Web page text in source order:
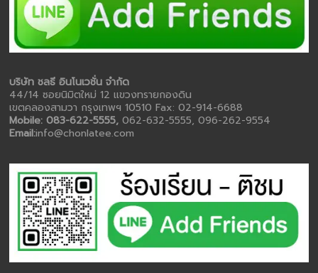
บริษัท ชลธี อินโนเวชั่น จำกัด
44/14 ซอยนิมิตใหม่ 12 แขวงทรายกองดิน
เขตคลองสามวา กรุงเทพฯ 10510 Fax: 02-914-6688
Mobile: 083-622-5555,062-632-5555, 096-262-9554
Email:info@chonlatee.com